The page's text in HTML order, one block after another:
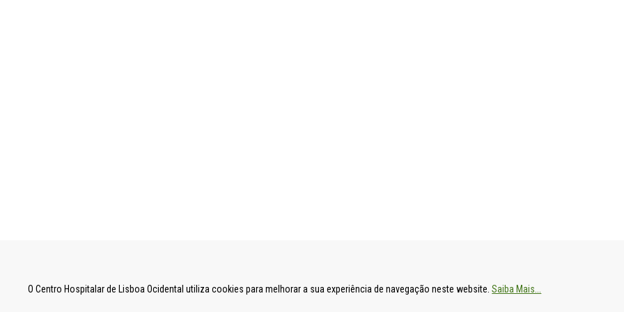
O Centro Hospitalar de Lisboa Ocidental utiliza cookies para melhorar a sua experiência de navegação neste website.Saiba Mais...
UNIDADE LOCAL DE SAÚDE DE LISBOA OCIDENTAL
HOSPITAL DE S. FRANCISCO XAVIER